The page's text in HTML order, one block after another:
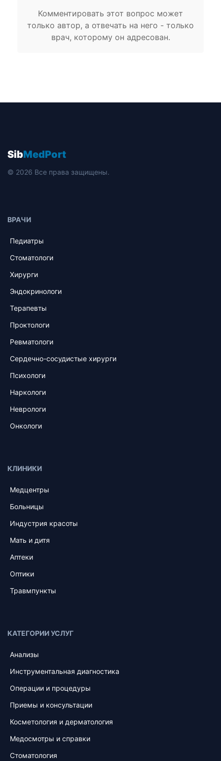
Комментировать этот вопрос может
только автор, а отвечать на него - только
врач, которому он адресован.
SibMedPort
© 2026 Все права защищены.
ВРАЧИ
Педиатры
Стоматологи
Хирурги
Эндокринологи
Терапевты
Проктологи
Ревматологи
Сердечно-сосудистые хирурги
Психологи
Наркологи
Неврологи
Онкологи
КЛИНИКИ
Медцентры
Больницы
Индустрия красоты
Мать и дитя
Аптеки
Оптики
Травмпункты
КАТЕГОРИИ УСЛУГ
Анализы
Инструментальная диагностика
Операции и процедуры
Приемы и консультации
Косметология и дерматология
Медосмотры и справки
Стоматология